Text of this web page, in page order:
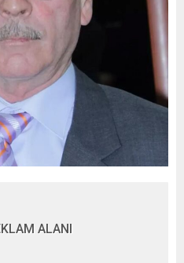
ALANI